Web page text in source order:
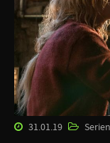
31.01.19 Serien